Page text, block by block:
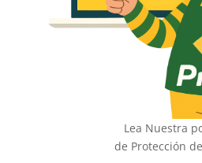
Lea Nuestra
de Protección